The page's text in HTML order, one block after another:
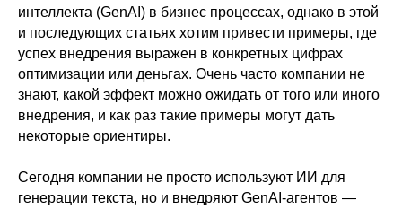
интеллекта (GenAI) в бизнес процессах, однако в этой
и последующих статьях хотим привести примеры, где
успех внедрения выражен в конкретных цифрах
оптимизации или деньгах. Очень часто компании не
знают, какой эффект можно ожидать от того или иного
внедрения, и как раз такие примеры могут дать
некоторые ориентиры.
Сегодня компании не просто используют ИИ для
генерации текста, но и внедряют GenAI-агентов —